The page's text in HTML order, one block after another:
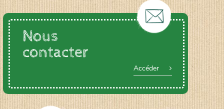
Nous
contacter
Accéder